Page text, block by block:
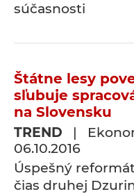
súčasnosti
Štátne lesy
sľubuje
na Slovensku
TREND |
06.10.2016
Úspešný
čias druhej